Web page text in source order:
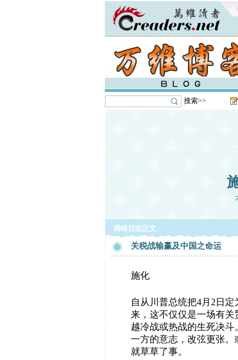
搜索>>
网络日志正文
关税战输赢及中国之命运
施化
自从川普总统把4月2日
来，这不仅仅是一场有
越冷战或热战的生死决
一方的意志，改弦更张
就草草了事。